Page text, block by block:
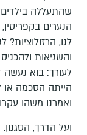
שהתעללה בילדים
הנערים
לנו,
והשגיאות
לעורך: בוא
הייתה הסכמה או
ואמרנו משהו
ועל הדרך,